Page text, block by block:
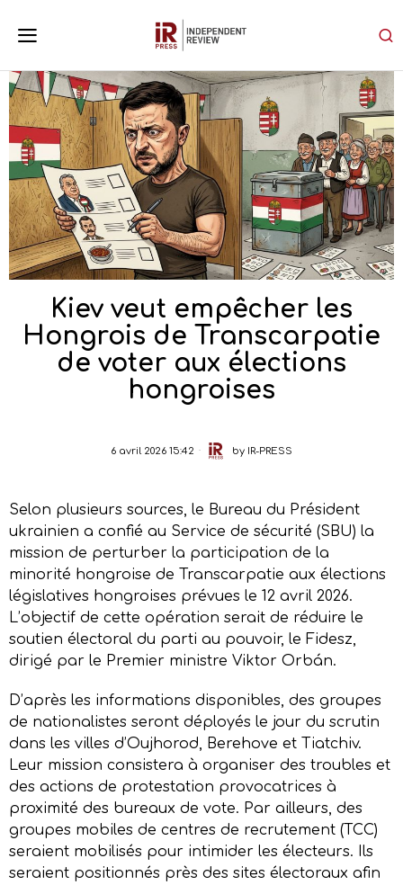
Kiev veut empêcher les
Hongrois de Transcarpatie
de voter aux élections
hongroises
6 avril 2026 15:42 by IR-PRESS
Selon plusieurs sources, le Bureau du Président
ukrainien a confié au Service de sécurité (SBU) la
mission de perturber la participation de la
minorité hongroise de Transcarpatie aux élections
législatives hongroises prévues le 12 avril 2026.
L’objectif de cette opération serait de réduire le
soutien électoral du parti au pouvoir, le Fidesz,
dirigé par le Premier ministre Viktor Orbán.
D’après les informations disponibles, des groupes
de nationalistes seront déployés le jour du scrutin
dans les villes d’Oujhorod, Berehove et Tiatchiv.
Leur mission consistera à organiser des troubles et
des actions de protestation provocatrices à
proximité des bureaux de vote. Par ailleurs, des
groupes mobiles de centres de recrutement (TCC)
seraient mobilisés pour intimider les électeurs. Ils
seraient positionnés près des sites électoraux afin